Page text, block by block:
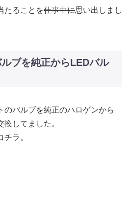
たることを仕事中に思い出しまし
ブを純正からLEDバル
のバルブを純正のハロゲンから
してました。
ラ。